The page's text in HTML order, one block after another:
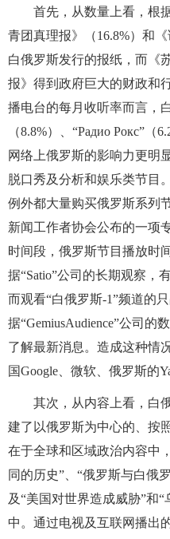
首先，从数量上看，根
青团真理报》（16.8%）和
白俄罗斯发行的报纸，而《
报》得到政府巨大的财政和
播电台的每月收听率而言，
（8.8%）、“Радио Рокс”
网络上俄罗斯的影响力更明
脱口秀及分析和娱乐类节目
例外都大量购买俄罗斯系列
新闻工作者协会公布的一项
时间段，俄罗斯节目播放时
据“Satio”公司的长期观察，
而观看“白俄罗斯-1”频道的
据“GemiusAudience”公司
了解最新消息。造成这种情
国Google、微软、俄罗斯的
其次，从内容上看，白
建了以俄罗斯为中心的、按
在于全球和区域政治内容中
同的历史”、“俄罗斯与白俄
及“美国对世界造成威胁”和
中。通过电视及互联网播出